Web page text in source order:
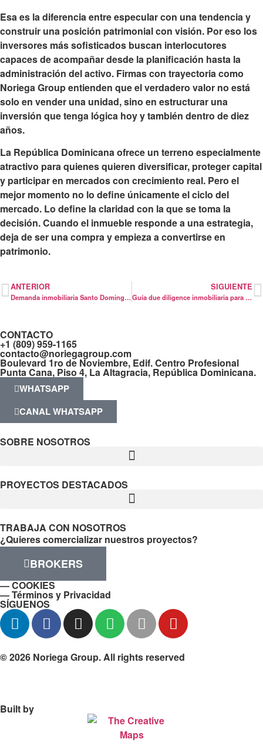
Esa es la diferencia entre especular con una tendencia y
construir una posición patrimonial con visión. Por eso los
inversores más sofisticados buscan interlocutores
capaces de acompañar desde la planificación hasta la
administración del activo. Firmas con trayectoria como
Noriega Group entienden que el verdadero valor no está
solo en vender una unidad, sino en estructurar una
inversión que tenga lógica hoy y también dentro de diez
años.
La República Dominicana ofrece un terreno especialmente
atractivo para quienes quieren diversificar, proteger capital
y participar en mercados con crecimiento real. Pero el
mejor momento no lo define únicamente el ciclo del
mercado. Lo define la claridad con la que se toma la
decisión. Cuando el inmueble responde a una estrategia,
deja de ser una compra y empieza a convertirse en
patrimonio.
ANTERIOR
Demanda inmobiliaria Santo Domingo en 2026
SIGUIENTE
Guía due diligence inmobiliaria para invertir
CONTACTO
+1 (809) 959-1165
contacto@noriegagroup.com
Boulevard 1ro de Noviembre, Edif. Centro Profesional
Punta Cana, Piso 4, La Altagracia, República Dominicana.
WHATSAPP
CANAL WHATSAPP
SOBRE NOSOTROS
PROYECTOS DESTACADOS
TRABAJA CON NOSOTROS
¿Quieres comercializar nuestros proyectos?
BROKERS
— COOKIES
— Términos y Privacidad
SÍGUENOS
© 2026 Noriega Group. All rights reserved
Built by